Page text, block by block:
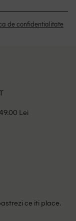
de confidentialitate
Lei
ce iti place.